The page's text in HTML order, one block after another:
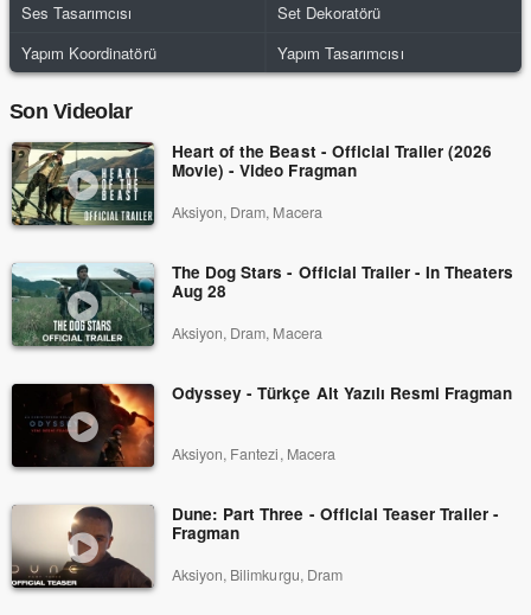
Ses Tasarımcısı
Set Dekoratörü
Yapım Koordinatörü
Yapım Tasarımcısı
Son Videolar
Heart of the Beast - Official Trailer (2026
Movie) - Video Fragman
Aksiyon, Dram, Macera
The Dog Stars - Official Trailer - In Theaters
Aug 28
Aksiyon, Dram, Macera
Odyssey - Türkçe Alt Yazılı Resmi Fragman
Aksiyon, Fantezi, Macera
Dune: Part Three - Official Teaser Trailer -
Fragman
Aksiyon, Bilimkurgu, Dram